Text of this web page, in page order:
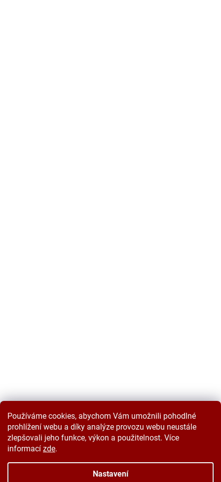
Používáme cookies, abychom Vám umožnili pohodlné
prohlížení webu a díky analýze provozu webu neustále
zlepšovali jeho funkce, výkon a použitelnost. Více
informací zde.
Nastavení